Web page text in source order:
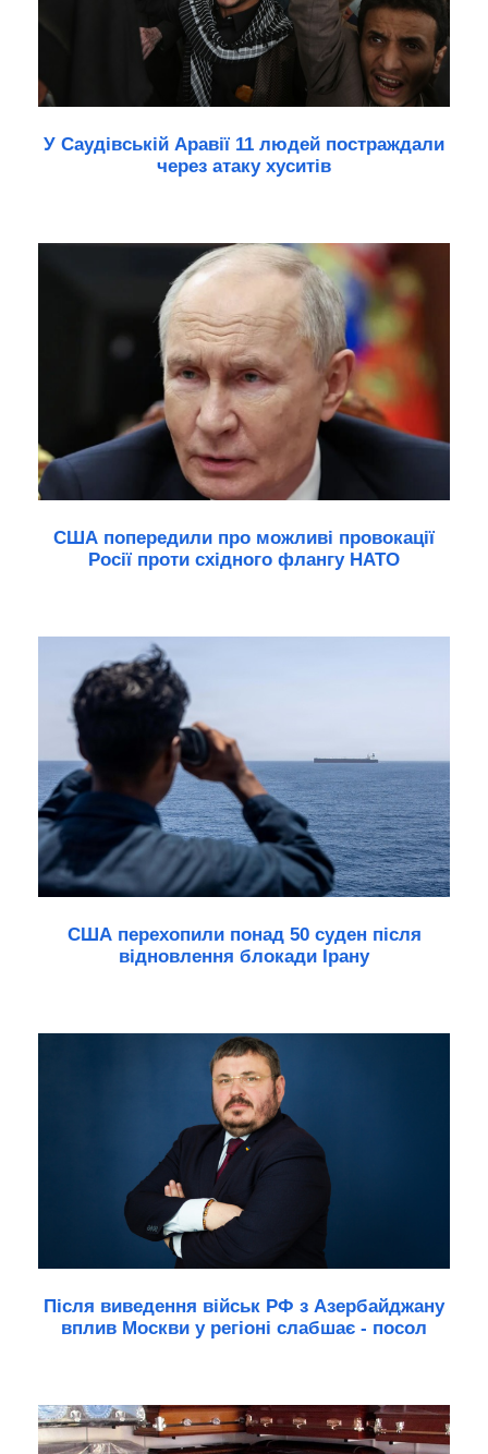
У Саудівській Аравії 11 людей постраждали
через атаку хуситів
США попередили про можливі провокації
Росії проти східного флангу НАТО
США перехопили понад 50 суден після
відновлення блокади Ірану
Після виведення військ РФ з Азербайджану
вплив Москви у регіоні слабшає - посол